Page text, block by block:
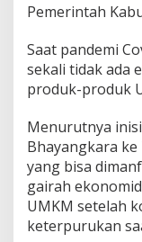
Pemerintah
Saat pandemi
sekali tidak ada
produk-produk
Menurutnya
Bhayangkara
yang bisa
gairah
UMKM setelah
keterpurukan